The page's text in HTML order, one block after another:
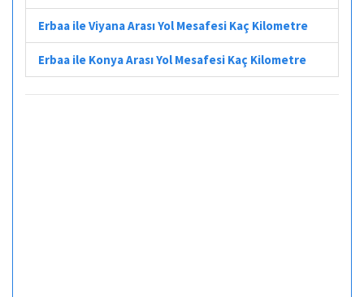
Erbaa ile Viyana Arası Yol Mesafesi Kaç Kilometre
Erbaa ile Konya Arası Yol Mesafesi Kaç Kilometre